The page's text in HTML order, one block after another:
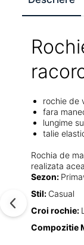
rochie de
fara
lungime
talie
Rochia de
realizata
Sezon:
Stil: Casual
Croi rochie:
Compozitie